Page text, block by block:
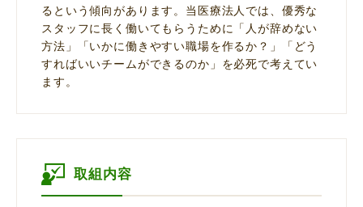
るという傾向があります。当医療法人では、優秀な
スタッフに長く働いてもらうために「人が辞めない
方法」「いかに働きやすい職場を作るか？」「どう
すればいいチームができるのか」を必死で考えてい
ます。
取組内容